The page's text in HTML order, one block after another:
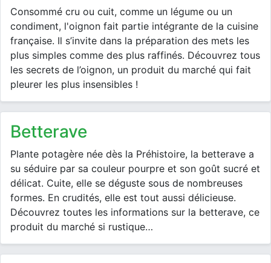
Consommé cru ou cuit, comme un légume ou un
condiment, l'oignon fait partie intégrante de la cuisine
française. Il s’invite dans la préparation des mets les
plus simples comme des plus raffinés. Découvrez tous
les secrets de l’oignon, un produit du marché qui fait
pleurer les plus insensibles !
betterave
Plante potagère née dès la Préhistoire, la betterave a
su séduire par sa couleur pourpre et son goût sucré et
délicat. Cuite, elle se déguste sous de nombreuses
formes. En crudités, elle est tout aussi délicieuse.
Découvrez toutes les informations sur la betterave, ce
produit du marché si rustique…